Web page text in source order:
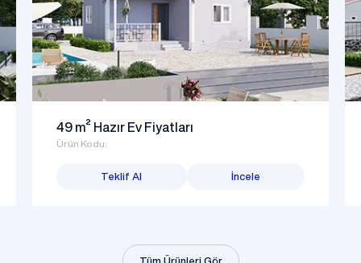
49 m² Hazır Ev Fiyatları
Ürün Kodu:
Teklif Al İncele
Tüm Ürünleri Gör